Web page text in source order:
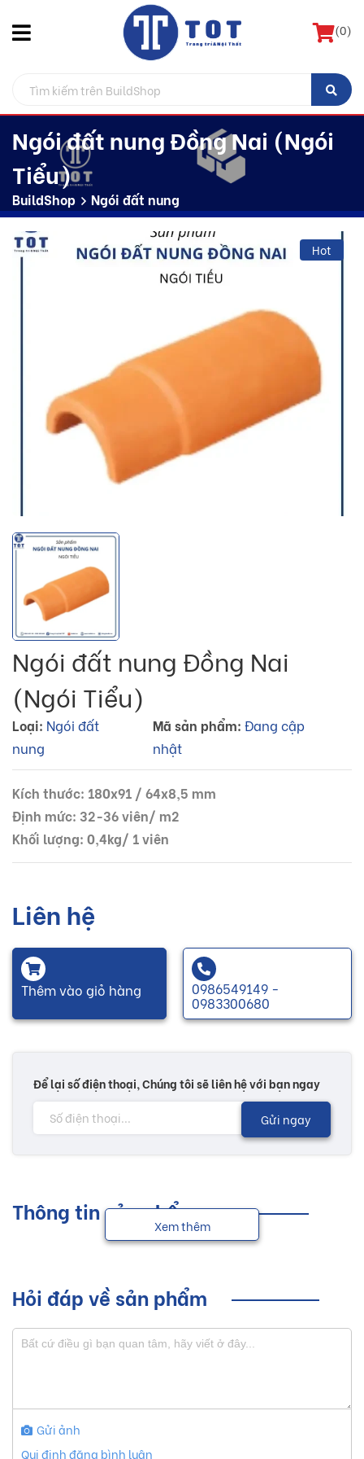
(0)
Ngói đất nung Đồng Nai (Ngói
Tiểu)
BuildShop Ngói đất nung
Hot
Ngói đất nung Đồng Nai
(Ngói Tiểu)
Loại: Ngói đất
nung
Mã sản phẩm: Đang cập
nhật
Kích thước: 180x91 / 64x8,5 mm
Định mức: 32-36 viên/ m2
Khối lượng: 0,4kg/ 1 viên
Liên hệ
Thêm vào giỏ hàng 0986549149 -
0983300680
Để lại số điện thoại, Chúng tôi sẽ liên hệ với bạn ngay
Gửi ngay
Thông tin sản phẩm
Xem thêm
Hỏi đáp về sản phẩm
Gửi ảnh
Qui định đăng bình luận